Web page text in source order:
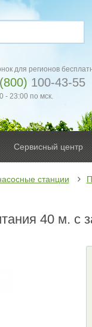
для регионов
100-43-55
- 23:00 по мск.
Сервисный центр
станции
40 м. с